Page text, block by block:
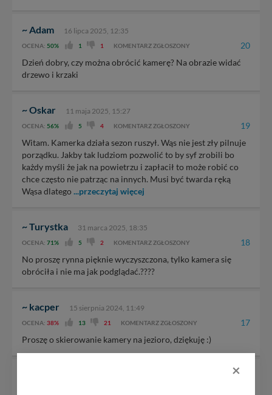
~ Adam 16 lipca 2025, 12:35
OCENA: 50% 1 1 KOMENTARZ ZGŁOSZONY 20
Dzień dobry, czy można obrócić kamerę? Na obrazie widać
drzewo i krzaki
~ Oskar 11 maja 2025, 15:27
OCENA: 56% 5 4 KOMENTARZ ZGŁOSZONY 19
Witam. Kamerka działa sezon ruszył. Wąs nie jest zły pilnuje
porządku. Jakby tak ludziom pozwolić to by syf zrobili bo
każdy myśli że jak na powietrzu i zapłacił to może robić co
chce często nie patrząc na innych. Musi być twarda ręką
Wąsa dlatego ...przeczytaj więcej
~ Turystka 31 marca 2025, 18:35
OCENA: 71% 5 2 KOMENTARZ ZGŁOSZONY 18
No proszę rynna pięknie wyczyszczona, tylko kamera się
obróciła i nie ma jak podglądać.????
~ kacper 15 sierpnia 2024, 11:49
OCENA: 38% 13 21 KOMENTARZ ZGŁOSZONY 17
Proszę o skierowanie kamery na jezioro, dziękuję :)
×